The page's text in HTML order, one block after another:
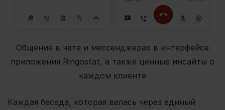
Общение в чате и мессенджерах в интерфейсе
приложения Ringostat, а также ценные инсайты о
каждом клиенте
Каждая беседа, которая велась через единый